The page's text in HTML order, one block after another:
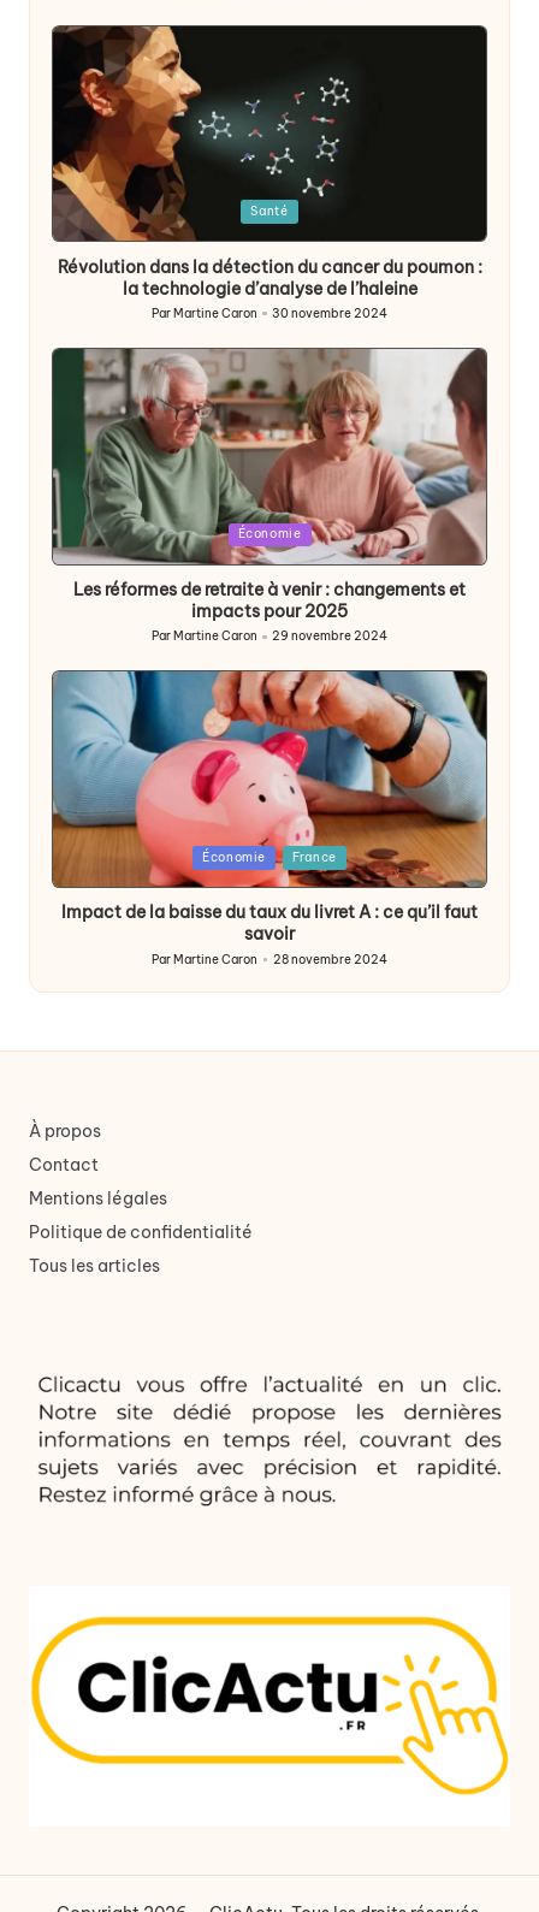
Posted
in
Santé
Révolution dans la détection du cancer du poumon :
la technologie d’analyse de l’haleine
Publié
ParMartine Caron 30 novembre 2024
Posted
in
Économie
Les réformes de retraite à venir : changements et
impacts pour 2025
Publié
par
Par Martine Caron 29 novembre 2024
Économie France
Impact de la baisse du taux du livret A : ce qu’il faut
savoir
Publié
par
ParMartine Caron 28 novembre 2024
À propos
Contact
Mentions légales
Politique de confidentialité
Tous les articles